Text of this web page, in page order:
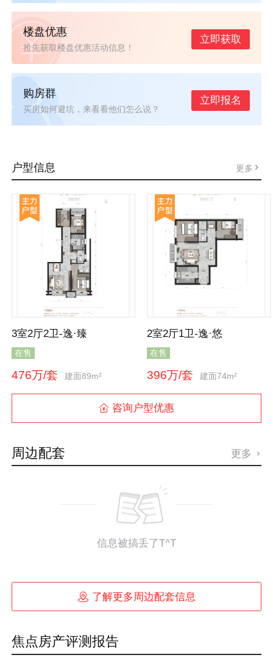
楼盘优惠
抢先获取楼盘优惠活动信息！
立即获取
购房群
买房如何避坑，来看看他们怎么说？
立即报名
户型信息 更多
3室2厅2卫-逸·臻
在售
476万/套 建面89m²
2室2厅1卫-逸·悠
在售
396万/套 建面74m²
 咨询户型优惠
周边配套 更多 
信息被搞丢了T^T
 了解更多周边配套信息
焦点房产评测报告